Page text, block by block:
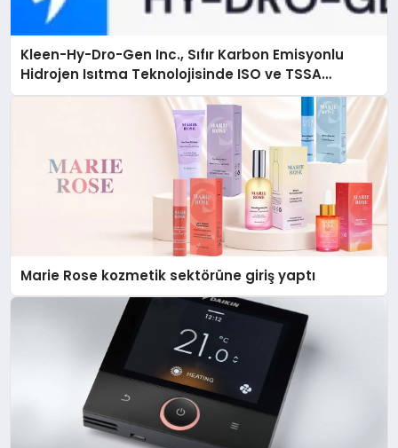
Kleen-Hy-Dro-Gen Inc., Sıfır Karbon Emisyonlu
Hidrojen Isıtma Teknolojisinde ISO ve TSSA
Düzenleyici Onaylarını Aldı
Marie Rose kozmetik sektörüne giriş yaptı